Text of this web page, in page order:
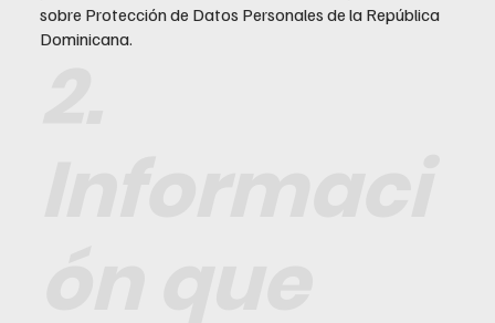
sobre Protección de Datos Personales de la República
Dominicana.